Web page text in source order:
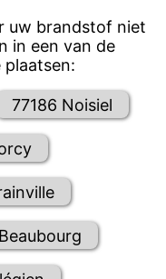
uw brandstof niet
in een van de
plaatsen:
77186 Noisiel